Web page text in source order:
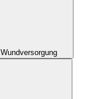
Wundversorgung